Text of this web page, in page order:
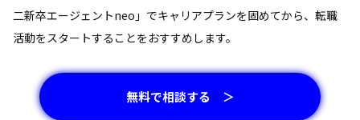
二新卒エージェントneo」でキャリアプランを固めてから、転職
活動をスタートすることをおすすめします。
無料で相談する ＞